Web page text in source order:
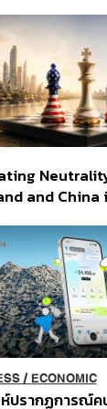
ศาสตร์ไทย –
ย
and China
/ ECONOMIC
ห์ปรากฏการณ์